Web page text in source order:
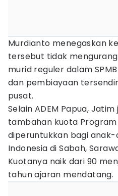
Murdianto menegaskan
tersebut tidak
murid reguler dalam
dan pembiayaan
pusat.
Selain ADEM Papua,
tambahan kuota Program
diperuntukkan bagi
Indonesia di Sabah,
Kuotanya naik dari 90
tahun ajaran mendatang.